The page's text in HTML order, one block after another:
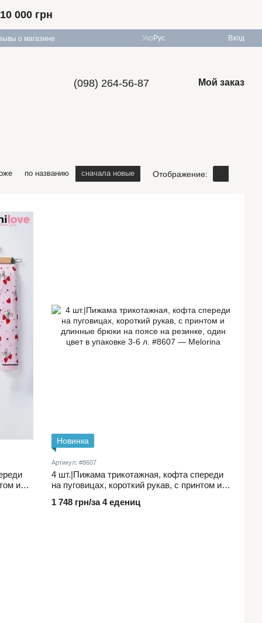
000 грн
о магазине
Укр Рус Вход
(098) 264-56-87 Мой заказ
по названию сначала новые Отображение:
и
Новинка
Артикул: #8607
4 шт.|Пижама трикотажная, кофта спереди
на пуговицах, короткий рукав, с принтом и
цвет в упаковке 3-6 л.
1 748 грн/за 4 едениц